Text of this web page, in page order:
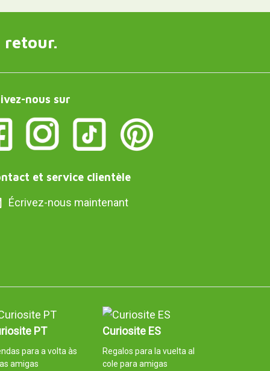
retour.
nous sur
et service clientèle
Écrivez-nous maintenant
PT
para a volta às
amigas
Curiosite ES
Regalos para la vuelta al
cole para amigas